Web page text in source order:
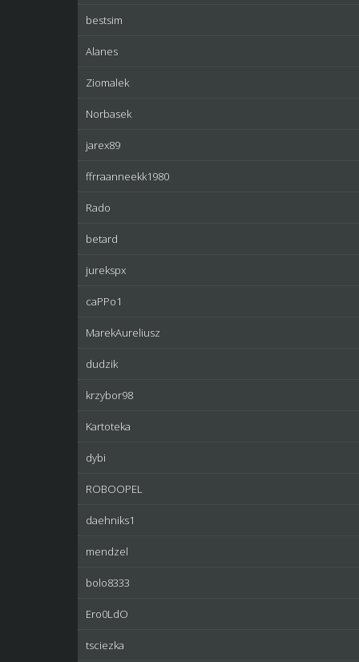
bestsim
Alanes
Ziomalek
Norbasek
jarex89
ffrraanneekk1980
Rado
betard
jurekspx
caPPo1
MarekAureliusz
dudzik
krzybor98
Kartoteka
dybi
ROBOOPEL
daehniks1
mendzel
bolo8333
Ero0LdO
tsciezka